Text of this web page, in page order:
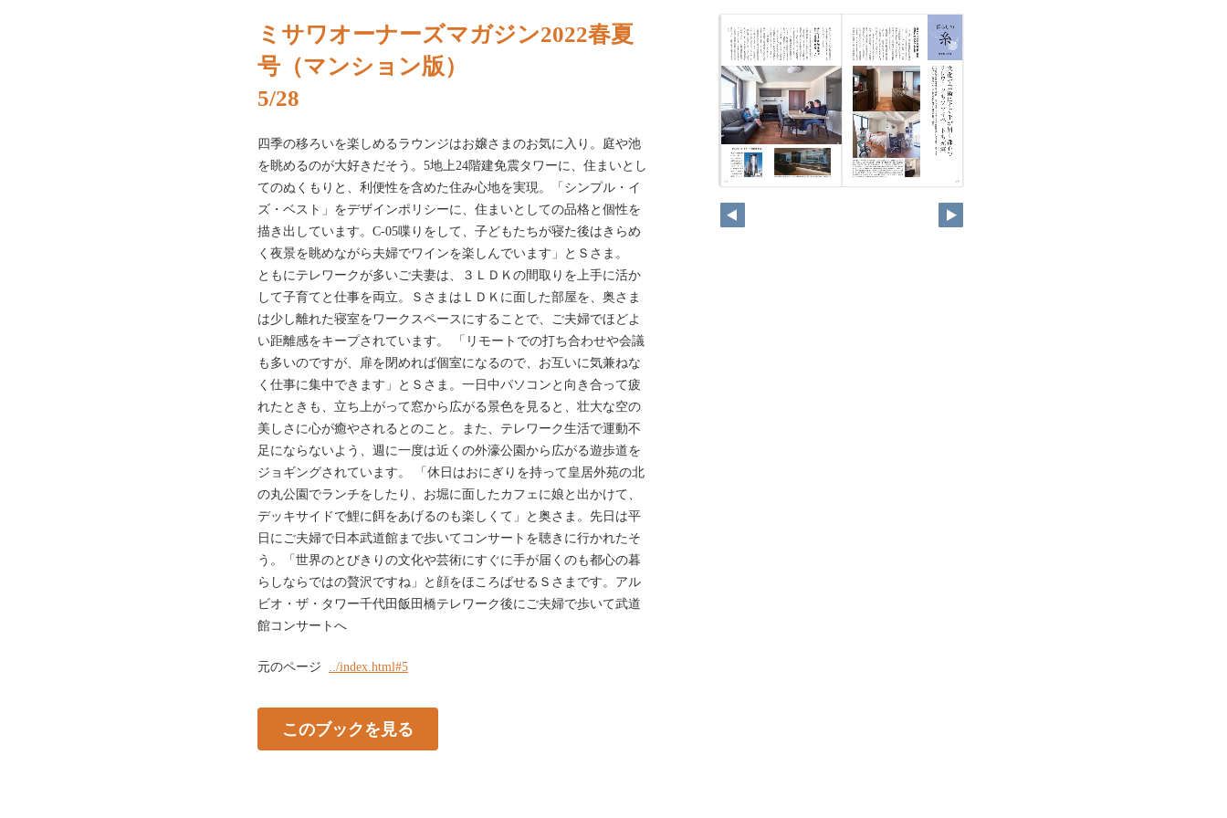
ミサワオーナーズマガジン2022春夏
号（マンション版）
5/28
四季の移ろいを楽しめるラウンジはお嬢さまのお気に入り。庭や池
を眺めるのが大好きだそう。5地上24階建免震タワーに、住まいとし
てのぬくもりと、利便性を含めた住み心地を実現。「シンプル・イ
ズ・ベスト」をデザインポリシーに、住まいとしての品格と個性を
描き出しています。C-05喋りをして、子どもたちが寝た後はきらめ
く夜景を眺めながら夫婦でワインを楽しんでいます」とＳさま。
ともにテレワークが多いご夫妻は、３ＬＤＫの間取りを上手に活か
して子育てと仕事を両立。ＳさまはＬＤＫに面した部屋を、奥さま
は少し離れた寝室をワークスペースにすることで、ご夫婦でほどよ
い距離感をキープされています。 「リモートでの打ち合わせや会議
も多いのですが、扉を閉めれば個室になるので、お互いに気兼ねな
く仕事に集中できます」とＳさま。一日中パソコンと向き合って疲
れたときも、立ち上がって窓から広がる景色を見ると、壮大な空の
美しさに心が癒やされるとのこと。また、テレワーク生活で運動不
足にならないよう、週に一度は近くの外濠公園から広がる遊歩道を
ジョギングされています。 「休日はおにぎりを持って皇居外苑の北
の丸公園でランチをしたり、お堀に面したカフェに娘と出かけて、
デッキサイドで鯉に餌をあげるのも楽しくて」と奥さま。先日は平
日にご夫婦で日本武道館まで歩いてコンサートを聴きに行かれたそ
う。「世界のとびきりの文化や芸術にすぐに手が届くのも都心の暮
らしならではの贅沢ですね」と顔をほころばせるＳさまです。アル
ビオ・ザ・タワー千代田飯田橋テレワーク後にご夫婦で歩いて武道
館コンサートへ
元のページ ../index.html#5
このブックを見る